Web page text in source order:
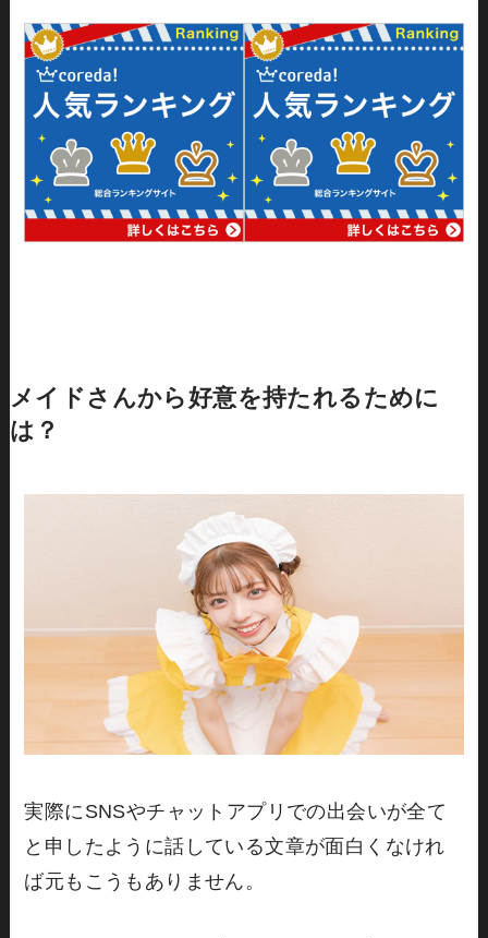
メイドさんから好意を持たれるために
は？
実際にSNSやチャットアプリでの出会いが全て
と申したように話している文章が面白くなけれ
ば元もこうもありません。